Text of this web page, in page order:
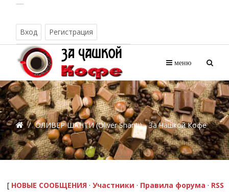
Вход Регистрация
Воскресенье, 09.08.2026, 04:42
меню
/ ОЛИВЕР ШАНТИ (Oliver Shanti) - За Чашкой Кофе
[ НОВЫЕ СООБЩЕНИЯ · Участники · Правила форума · RSS